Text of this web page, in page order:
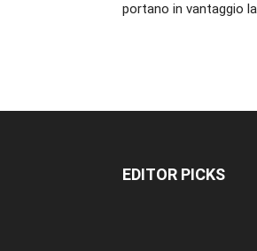
portano in vantaggio
EDITOR PICKS